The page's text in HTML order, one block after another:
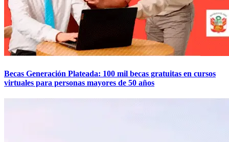
Becas Generación Plateada: 100 mil becas gratuitas en cursos
virtuales para personas mayores de 50 años